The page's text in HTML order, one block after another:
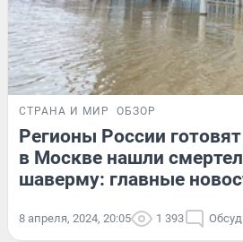
СТРАНА И МИР ОБЗОР
Регионы России
в Москве нашли
шаверму: главные
8 апреля, 2024, 20:05 1 393